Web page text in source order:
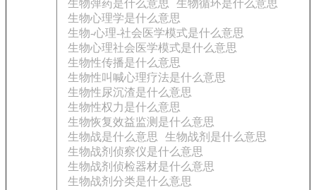
生物弹药是什么意思
生物循环是什么意思
生物心理学是什么意思
生物-心理-社会医学模式是什么意思
生物心理社会医学模式是什么意思
生物性传播是什么意思
生物性叫喊心理疗法是什么意思
生物性尿沉渣是什么意思
生物性权力是什么意思
生物恢复效益监测是什么意思
生物战是什么意思
生物战剂是什么意思
生物战剂侦察仪是什么意思
生物战剂侦检器材是什么意思
生物战剂分类是什么意思